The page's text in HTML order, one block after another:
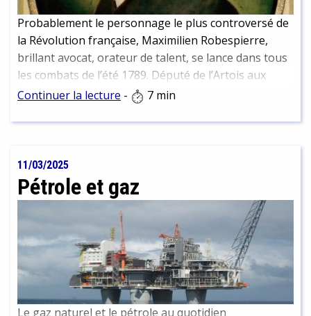
Probablement le personnage le plus controversé de
la Révolution française, Maximilien Robespierre,
brillant avocat, orateur de talent, se lance dans tous
les combats de l’été 1789. Député de l’Artois aux
Etats généraux, souvent décrit comme distant et
la Terreur n’en est pas moins influencé par les
patrie" fait partie intégrante.
Continuer la lecture - 7 min
11/03/2025
Pétrole et gaz
Le gaz naturel et le pétrole au quotidien